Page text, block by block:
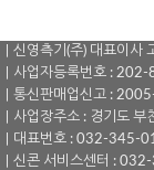
｜신영측기(주) 대표이사
｜사업자등록번호 :
｜통신판매업신고 :
｜사업장주소 : 경기도
｜대표번호 : 032-345-
｜신콘 서비스센터 :